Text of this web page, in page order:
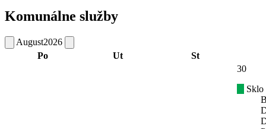
Komunálne služby
August2026
Po
Ut St
30
Sklo